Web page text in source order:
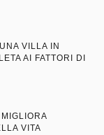
VILLA IN
AI FATTORI DI
VITA